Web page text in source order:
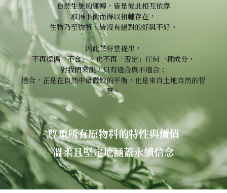
自然生態的運轉，皆是彼此相互依靠
取得平衡而得以相輔存在，
生物乃至物質，皆沒有絕對的好與不好。
因此茶籽堂提出，
不再提倡「不含」、也不再「否定」任何一種成分，
對我們來說，只有適合與不適合；
適合，正是在自然中最微妙的平衡，也是來自土地自然的智
慧。
尊重所有原物料的特性與價值
溫柔且堅定地涵蓋永續信念